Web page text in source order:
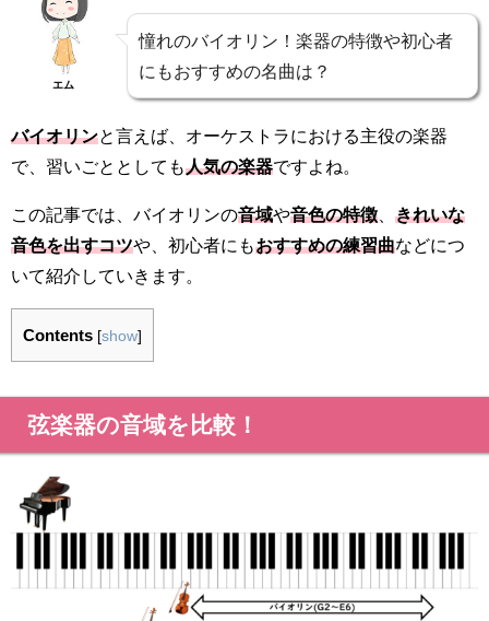
エム
憧れのバイオリン！楽器の特徴や初心者
にもおすすめの名曲は？
バイオリンと言えば、オーケストラにおける主役の楽器
で、習いごととしても人気の楽器ですよね。
この記事では、バイオリンの音域や音色の特徴
きれいな
音色を出すコツや、初心者にもおすすめの練習曲などにつ
いて紹介していきます。
Contents [show]
弦楽器の音域を比較！